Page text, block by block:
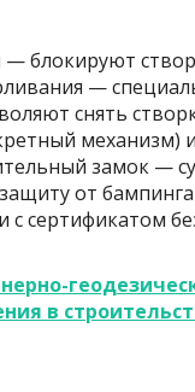
блокируют
—
снять
механизм)
замок —
от
сертификатом
в